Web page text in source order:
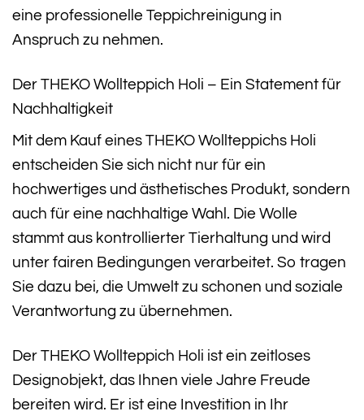
eine professionelle Teppichreinigung in
Anspruch zu nehmen.
Der THEKO Wollteppich Holi – Ein Statement für
Nachhaltigkeit
Mit dem Kauf eines THEKO Wollteppichs Holi
entscheiden Sie sich nicht nur für ein
hochwertiges und ästhetisches Produkt, sondern
auch für eine nachhaltige Wahl. Die Wolle
stammt aus kontrollierter Tierhaltung und wird
unter fairen Bedingungen verarbeitet. So tragen
Sie dazu bei, die Umwelt zu schonen und soziale
Verantwortung zu übernehmen.
Der THEKO Wollteppich Holi ist ein zeitloses
Designobjekt, das Ihnen viele Jahre Freude
bereiten wird. Er ist eine Investition in Ihr